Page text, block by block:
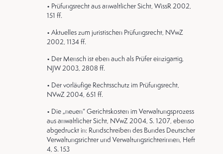
• Prüfungsrecht aus anwaltlicher Sicht, WissR 2002,
151 ff.
• Aktuelles zum juristischen Prüfungsrecht, NVwZ
2002, 1134 ff.
• Der Mensch ist eben auch als Prüfer einzigartig,
NJW 2003, 2808 ff.
• Der vorläufige Rechtsschutz im Prüfungsrecht,
NVwZ 2004, 651 ff.
• Die „neuen“ Gerichtskosten im Verwaltungsprozess
aus anwaltlicher Sicht, NVwZ 2004, S. 1207, ebenso
abgedruckt in: Rundschreiben des Bundes Deutscher
Verwaltungsrichter und Verwaltungsrichterinnen, Heft
4, S. 153